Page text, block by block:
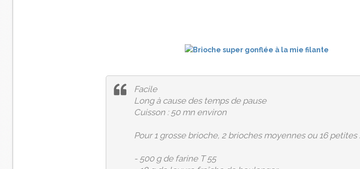
Facile
Long à cause des temps de pause
Cuisson : 50 mn environ
Pour 1 grosse brioche, 2 brioches moyennes ou 16 petites :
- 500 g de farine T 55